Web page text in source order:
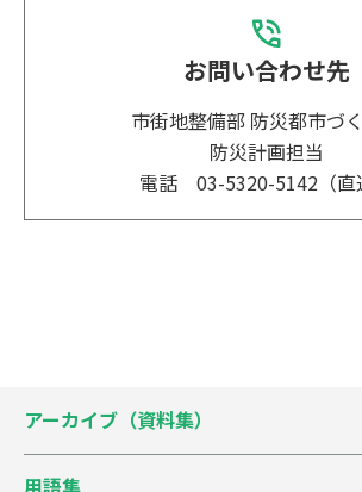
お問い合わせ先
市街地整備部 防災都市づ
防災計画担当
電話 03-5320-5142（直
アーカイブ（資料集）
用語集